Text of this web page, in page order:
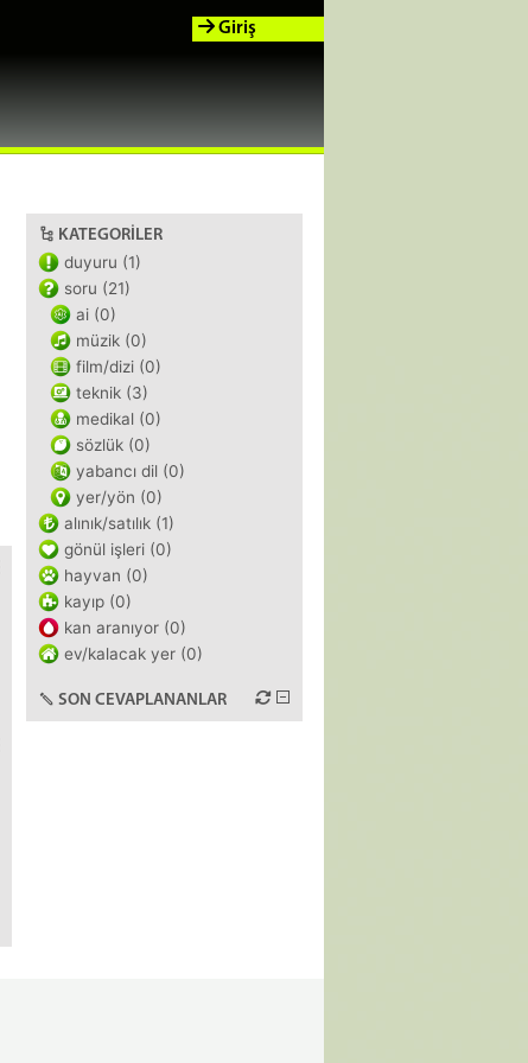
Giriş
KATEGORILER
duyuru (1)
soru (21)
ai (0)
müzik (0)
film/dizi (0)
teknik (3)
medikal (0)
sözlük (0)
yabancı dil (0)
yer/yön (0)
alınık/satılık (1)
gönül işleri (0)
hayvan (0)
kayıp (0)
kan aranıyor (0)
ev/kalacak yer (0)
SON CEVAPLANANLAR